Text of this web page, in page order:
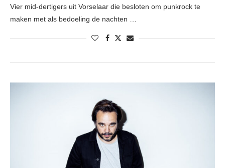
Vier mid-dertigers uit Vorselaar die besloten om punkrock te
maken met als bedoeling de nachten …